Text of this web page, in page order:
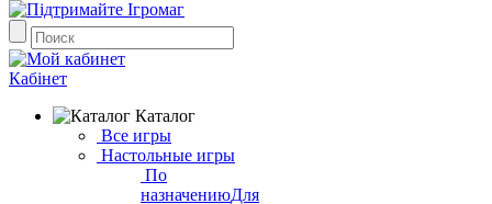
Кабінет
Каталог
Все игры
Настольные игры
По
назначениюДля